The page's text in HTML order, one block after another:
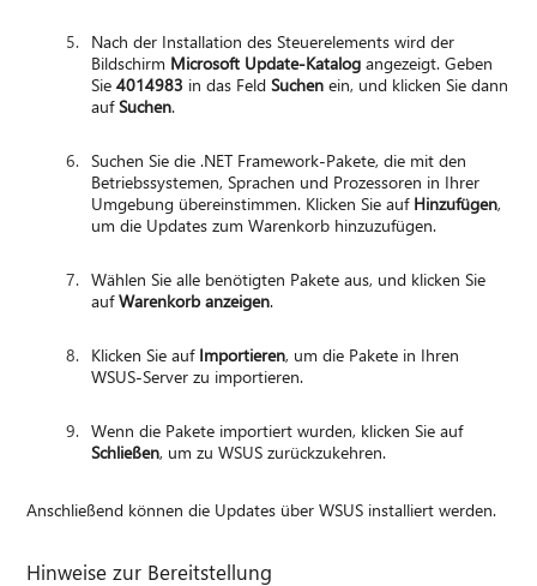
Nach der Installation des Steuerelements wird der
Bildschirm Microsoft Update-Katalog angezeigt. Geben
Sie4014983 in das FeldSuchen ein, und klicken Sie dann
aufSuchen.
Suchen Sie die .NET Framework-Pakete, die mit den
Betriebssystemen, Sprachen und Prozessoren in Ihrer
Umgebung übereinstimmen. Klicken Sie auf Hinzufügen,
um die Updates zum Warenkorb hinzuzufügen.
Wählen Sie alle benötigten Pakete aus, und klicken Sie
aufWarenkorb anzeigen.
Klicken Sie auf Importieren, um die Pakete in Ihren
WSUS-Server zu importieren.
Wenn die Pakete importiert wurden, klicken Sie auf
Schließen, um zu WSUS zurückzukehren.
Anschließend können die Updates über WSUS installiert werden.
Hinweise zur Bereitstellung